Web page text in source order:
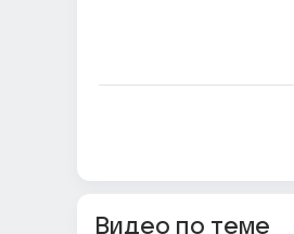
Видео по теме